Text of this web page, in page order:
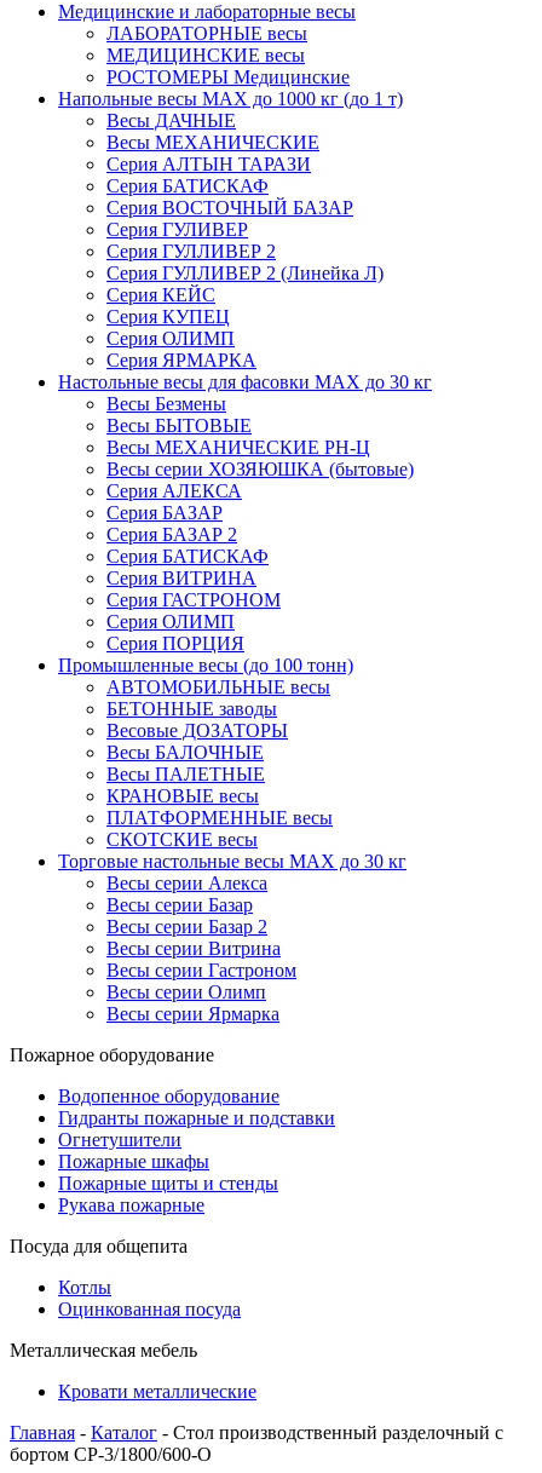
Медицинские и лабораторные весы
ЛАБОРАТОРНЫЕ весы
МЕДИЦИНСКИЕ весы
РОСТОМЕРЫ Медицинские
Напольные весы MAX до 1000 кг (до 1 т)
Весы ДАЧНЫЕ
Весы МЕХАНИЧЕСКИЕ
Серия АЛТЫН ТАРАЗИ
Серия БАТИСКАФ
Серия ВОСТОЧНЫЙ БАЗАР
Серия ГУЛИВЕР
Серия ГУЛЛИВЕР 2
Серия ГУЛЛИВЕР 2 (Линейка Л)
Серия КЕЙС
Серия КУПЕЦ
Серия ОЛИМП
Серия ЯРМАРКА
Настольные весы для фасовки MAX до 30 кг
Весы Безмены
Весы БЫТОВЫЕ
Весы МЕХАНИЧЕСКИЕ РН-Ц
Весы серии ХОЗЯЮШКА (бытовые)
Серия АЛЕКСА
Серия БАЗАР
Серия БАЗАР 2
Серия БАТИСКАФ
Серия ВИТРИНА
Серия ГАСТРОНОМ
Серия ОЛИМП
Серия ПОРЦИЯ
Промышленные весы (до 100 тонн)
АВТОМОБИЛЬНЫЕ весы
БЕТОННЫЕ заводы
Весовые ДОЗАТОРЫ
Весы БАЛОЧНЫЕ
Весы ПАЛЕТНЫЕ
КРАНОВЫЕ весы
ПЛАТФОРМЕННЫЕ весы
СКОТСКИЕ весы
Торговые настольные весы MAX до 30 кг
Весы серии Алекса
Весы серии Базар
Весы серии Базар 2
Весы серии Витрина
Весы серии Гастроном
Весы серии Олимп
Весы серии Ярмарка
Пожарное оборудование
Водопенное оборудование
Гидранты пожарные и подставки
Огнетушители
Пожарные шкафы
Пожарные щиты и стенды
Рукава пожарные
Посуда для общепита
Котлы
Оцинкованная посуда
Металлическая мебель
Кровати металлические
Главная - Каталог - Стол производственный разделочный с
бортом СР-3/1800/600-О